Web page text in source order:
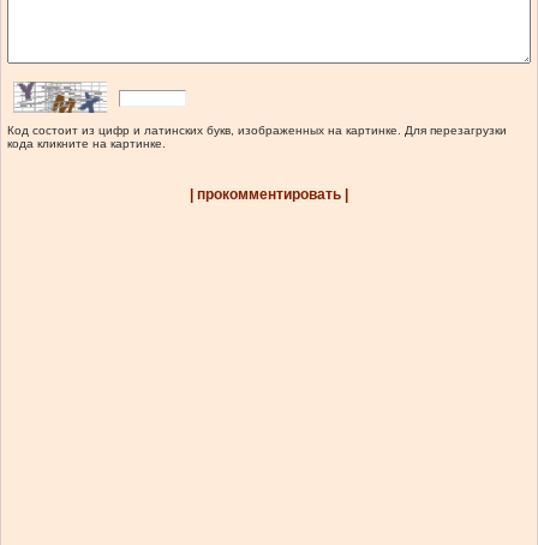
Код состоит из цифр и латинских букв, изображенных на картинке. Для перезагрузки
кода кликните на картинке.
| прокомментировать |